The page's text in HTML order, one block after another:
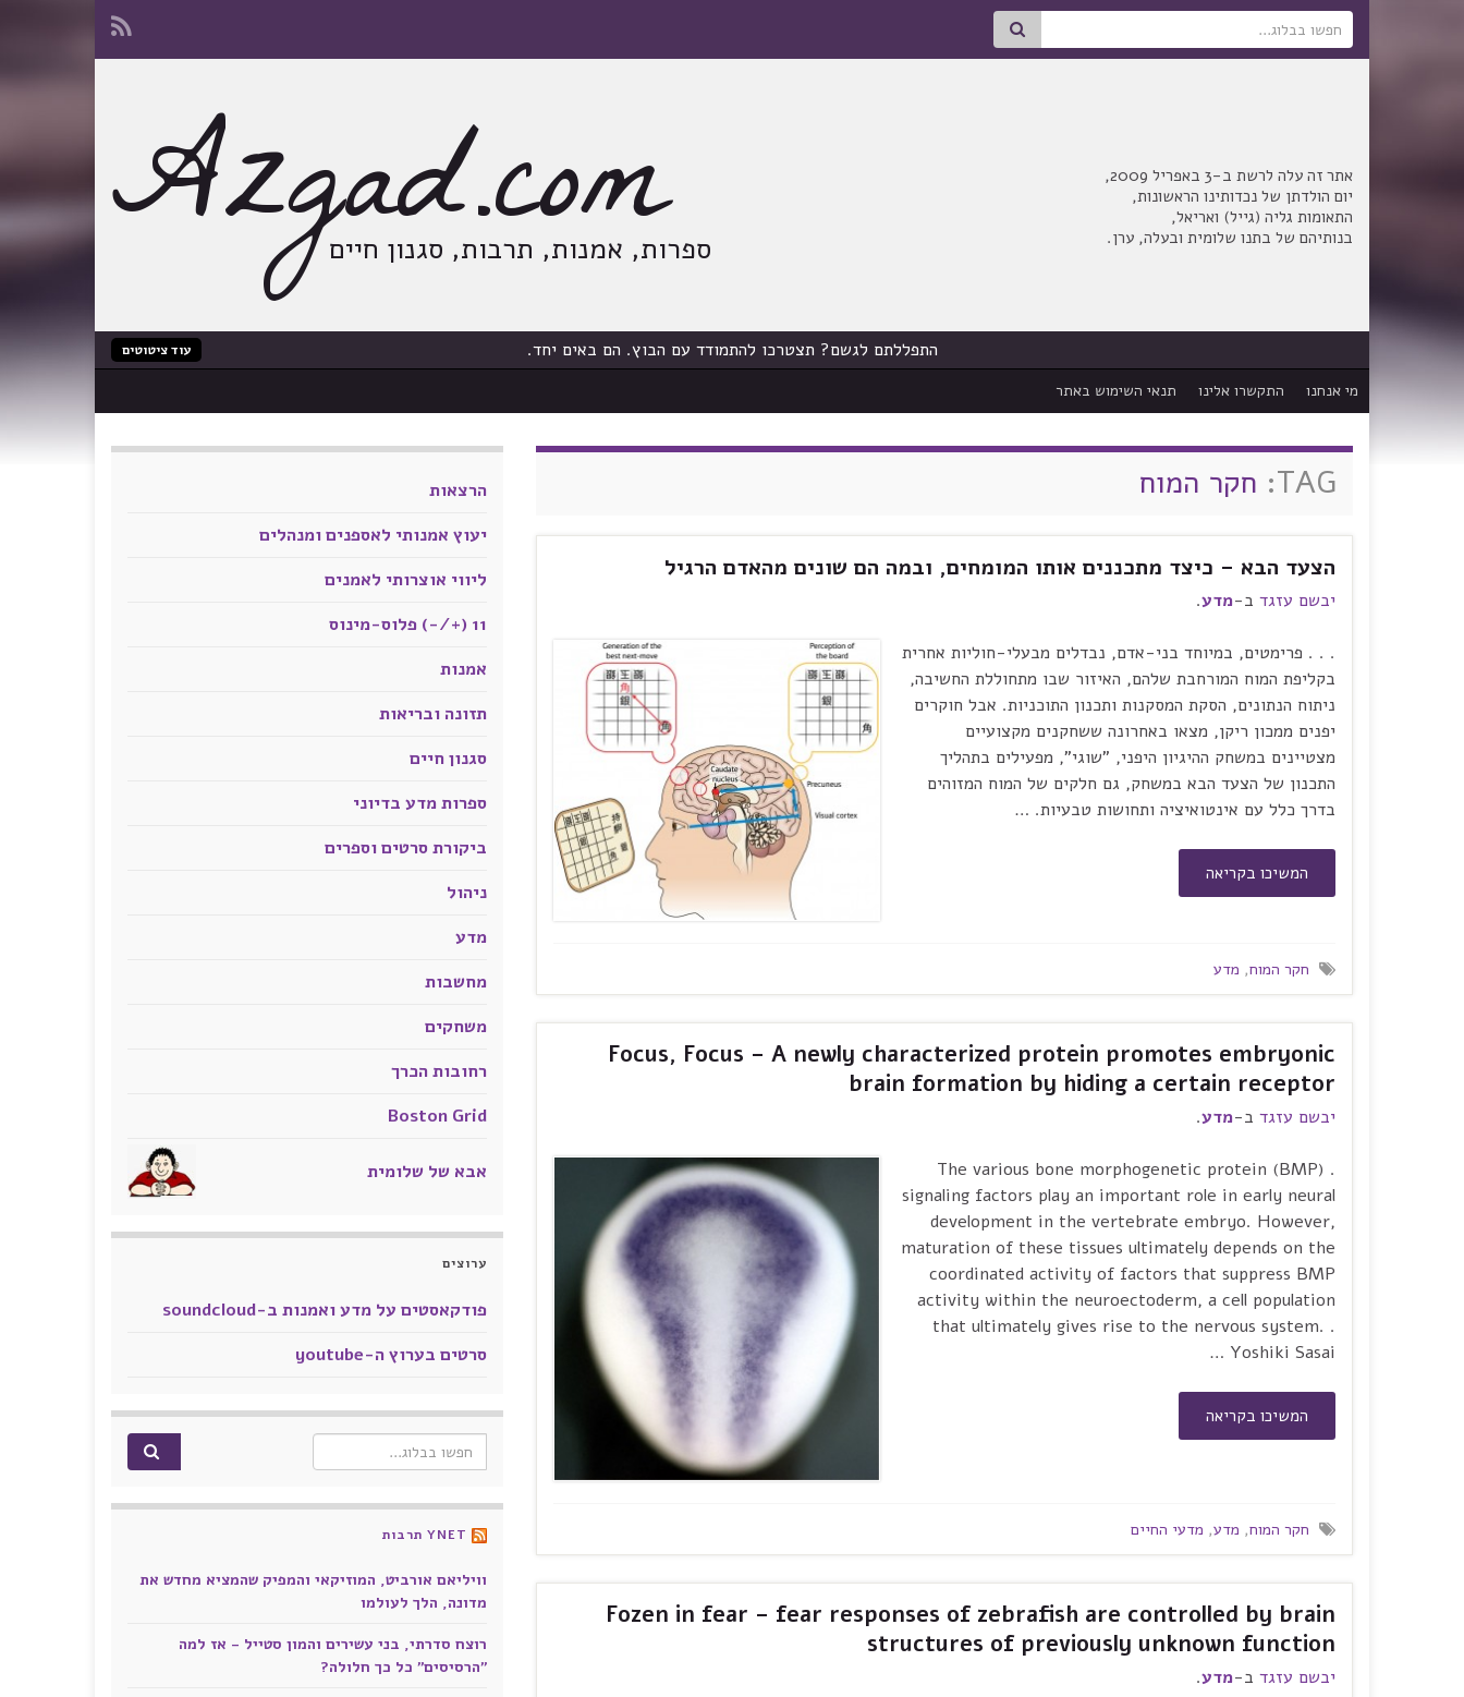
Search for:
אתר זה עלה לרשת ב-3 באפריל 2009,
יום הולדתן של נכדותינו הראשונות,
התאומות גליה (גייל) ואריאל,
בנותיהם של בתנו שלומית ובעלה, ערן.
Azgad.com
ספרות, אמנות, תרבות, סגנון חיים
התפללתם לגשם? תצטרכו להתמודד עם הבוץ. הם באים יחד. עוד ציטוטים
מי אנחנו התקשרו אלינו תנאי השימוש באתר
TAG: חקר המוח
הצעד הבא – כיצד מתכננים אותו המומחים, ובמה הם שונים מהאדם הרגיל
יבשם עזגד ב-מדע.
. . . פרימטים, במיוחד בני-אדם, נבדלים מבעלי-חוליות אחרית
בקליפת המוח המורחבת שלהם, האיזור שבו מתחוללת החשיבה,
ניתוח הנתונים, הסקת המסקנות ותכנון התוכניות. אבל חוקרים
יפנים ממכון ריקן, מצאו באחרונה ששחקנים מקצועיים
מצטיינים במשחק ההיגיון היפני, "שוגי", מפעילים בתהליך
התכנון של הצעד הבא במשחק, גם חלקים של המוח המזוהים
בדרך כלל עם אינטואיציה ותחושות טבעיות. …
המשיכו בקריאה
חקר המוח, מדע
Focus, Focus – A newly characterized protein promotes embryonic
brain formation by hiding a certain receptor
יבשם עזגד ב-מדע.
. The various bone morphogenetic protein (BMP)
signaling factors play an important role in early neural
development in the vertebrate embryo. However,
maturation of these tissues ultimately depends on the
coordinated activity of factors that suppress BMP
activity within the neuroectoderm, a cell population
that ultimately gives rise to the nervous system. .
Yoshiki Sasai …
המשיכו בקריאה
חקר המוח, מדע, מדעי החיים
Fozen in fear – fear responses of zebrafish are controlled by brain
structures of previously unknown function
יבשם עזגד ב-מדע.
הרצאות
יעוץ אמנותי לאספנים ומנהלים
ליווי אוצרותי לאמנים
11 (+/-) פלוס-מינוס
אמנות
תזונה ובריאות
סגנון חיים
ספרות מדע בדיוני
ביקורת סרטים וספרים
ניהול
מדע
מחשבות
משחקים
רחובות הכרך
Boston Grid
אבא של שלומית
ערוצים
פודקאסטים על מדע ואמנות ב-soundcloud
סרטים בערוץ ה-youtube
Search for:
YNET תרבות
וויליאם אורביט, המוזיקאי והמפיק שהמציא מחדש את
מדונה, הלך לעולמו
רוצח סדרתי, בני עשירים והמון סטייל - אז למה
"הרסיסים" כל כך חלולה?